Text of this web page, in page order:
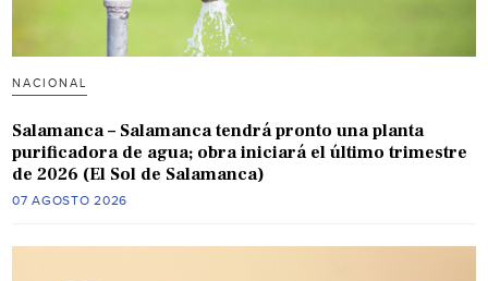
NACIONAL
Salamanca – Salamanca tendrá pronto una planta
purificadora de agua; obra iniciará el último trimestre
de 2026 (El Sol de Salamanca)
07 AGOSTO 2026